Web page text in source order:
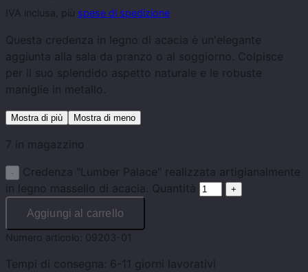
IVA inclusa, più spese di spedizione
Questa credenza in legno di acacia è un'elegante
aggiunta alla sala da pranzo o al soggiorno. Colpisce
per il suo splendido aspetto naturale e le robuste
maniglie in metallo.
Mostra di più Mostra di meno
7 in magazzino
Credenza "Lumber Palace" realizzata artigianalmente
in legno massello di acacia. Quantità
Aggiungi al carrello
Numero articolo: 09203-01
Tempi di consegna: 6-11 giorni lavorativi